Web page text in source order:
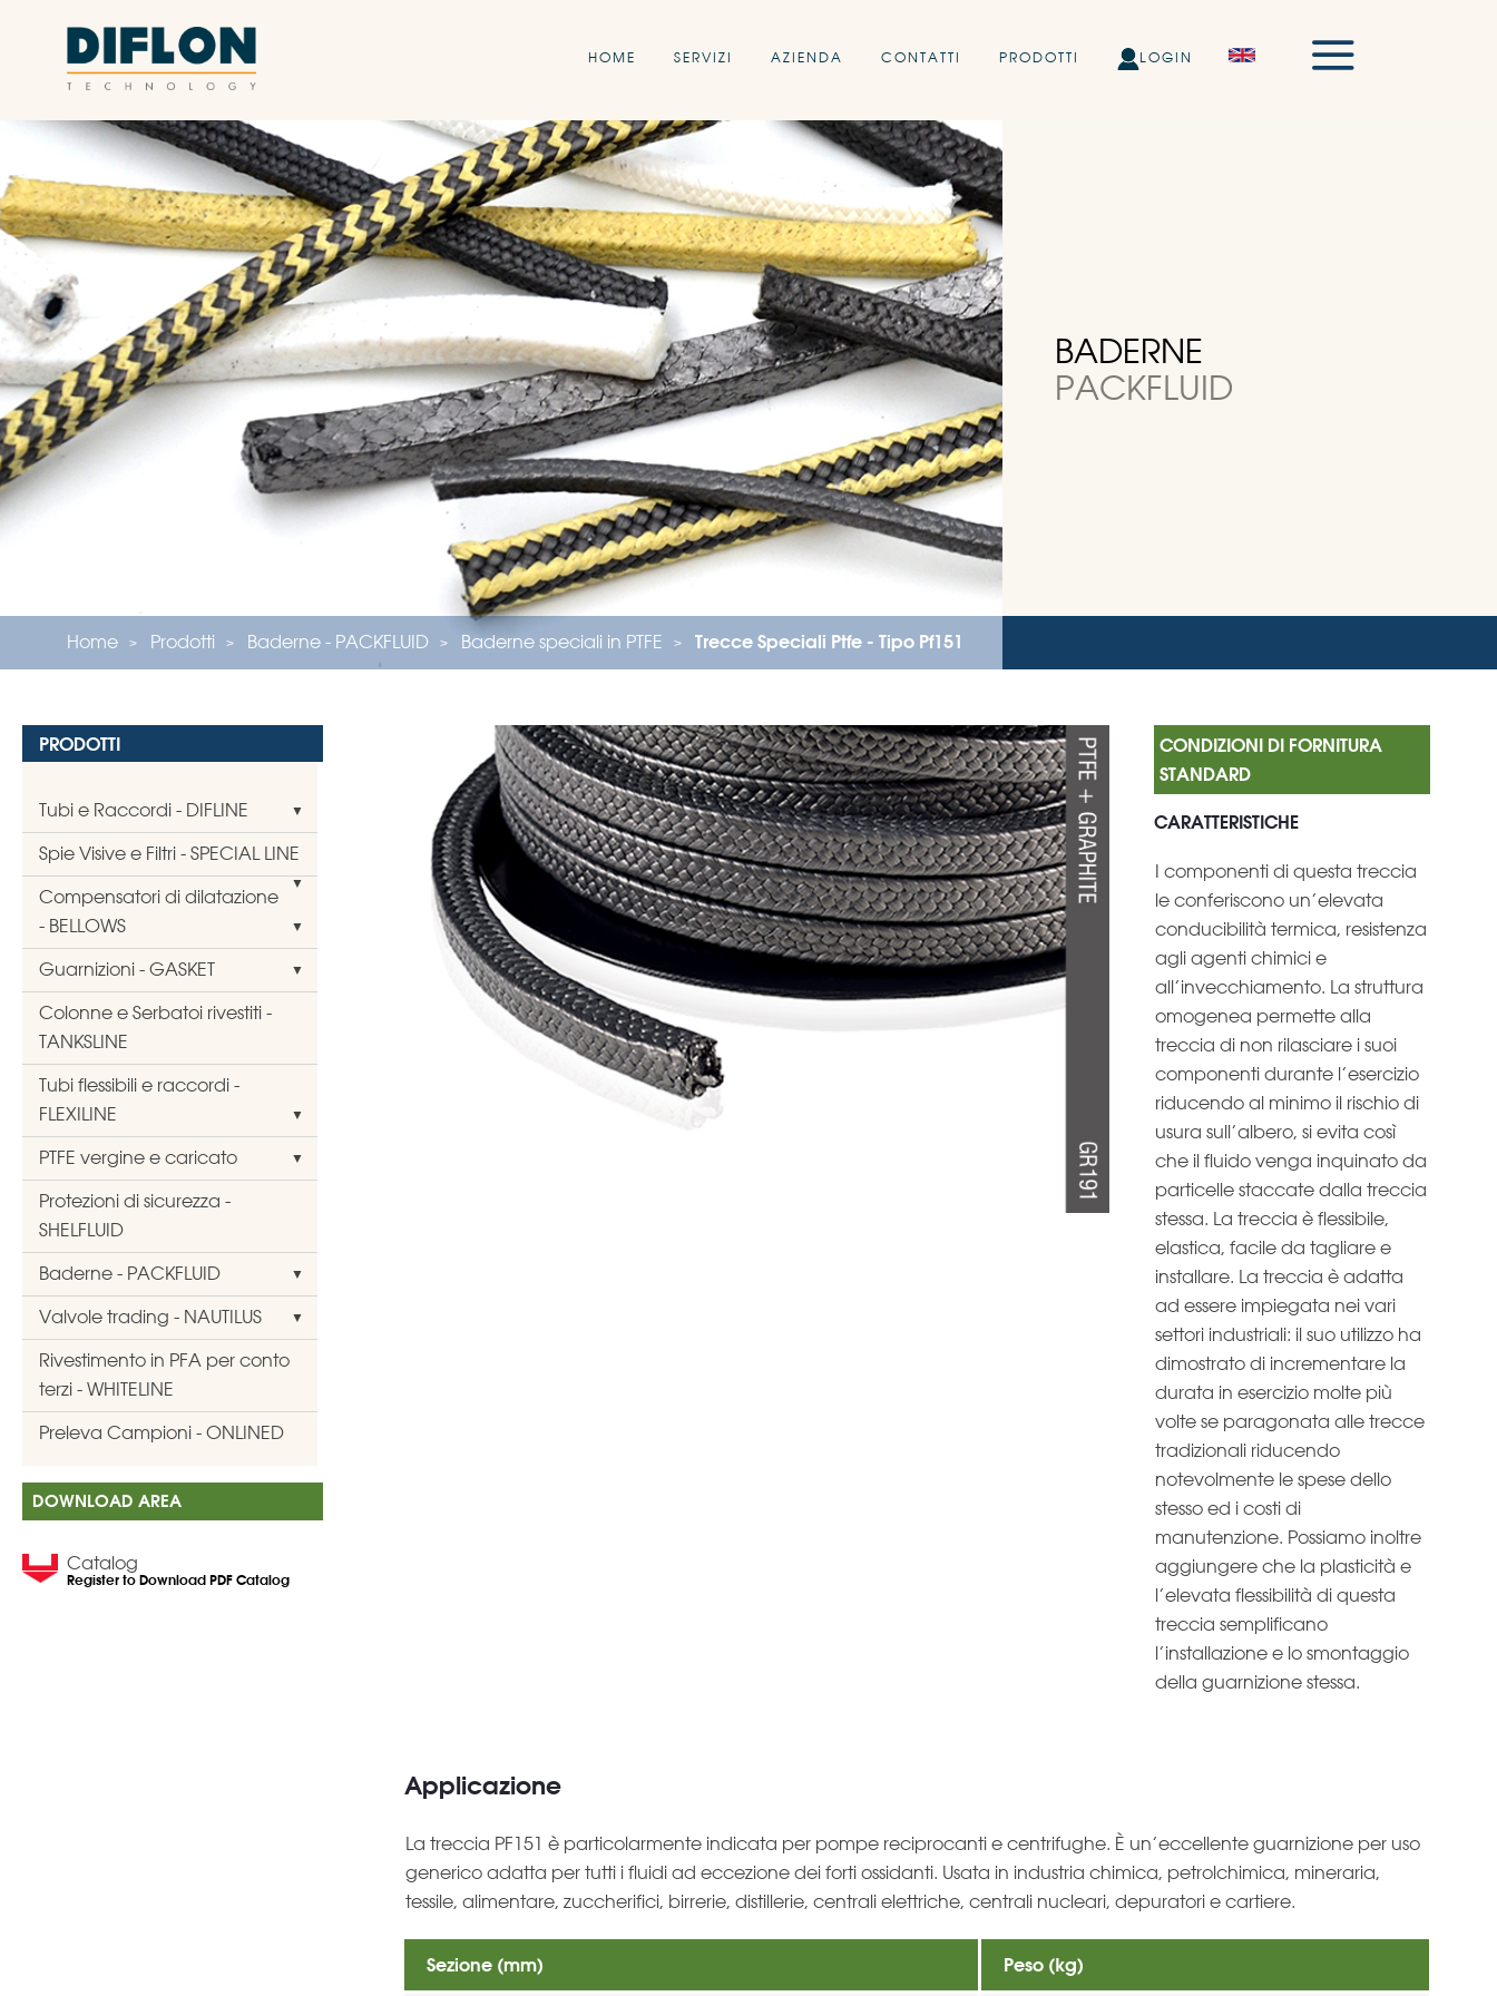
HOME SERVIZI AZIENDA CONTATTI PRODOTTI LOGIN
BADERNE
PACKFLUID
Home Prodotti Baderne - PACKFLUID Baderne speciali in PTFE Trecce Speciali Ptfe - Tipo Pf151
PRODOTTI
Tubi e Raccordi - DIFLINE
Spie Visive e Filtri - SPECIAL LINE
Compensatori di dilatazione
- BELLOWS
Guarnizioni - GASKET
Colonne e Serbatoi rivestiti -
TANKSLINE
Tubi flessibili e raccordi -
FLEXILINE
PTFE vergine e caricato
Protezioni di sicurezza -
SHELFLUID
Baderne - PACKFLUID
Valvole trading - NAUTILUS
Rivestimento in PFA per conto
terzi - WHITELINE
Preleva Campioni - ONLINED
DOWNLOAD AREA
Catalog
Register to Download PDF Catalog
CARATTERISTICHE
I componenti di questa treccia
le conferiscono un’elevata
conducibilità termica, resistenza
agli agenti chimici e
all’invecchiamento. La struttura
omogenea permette alla
treccia di non rilasciare i suoi
componenti durante l’esercizio
riducendo al minimo il rischio di
usura sull’albero, si evita così
che il fluido venga inquinato da
particelle staccate dalla treccia
stessa. La treccia è flessibile,
elastica, facile da tagliare e
installare. La treccia è adatta
ad essere impiegata nei vari
settori industriali: il suo utilizzo ha
dimostrato di incrementare la
durata in esercizio molte più
volte se paragonata alle trecce
tradizionali riducendo
notevolmente le spese dello
stesso ed i costi di
manutenzione. Possiamo inoltre
aggiungere che la plasticità e
l’elevata flessibilità di questa
treccia semplificano
l’installazione e lo smontaggio
della guarnizione stessa.
Applicazione
La treccia PF151 è particolarmente indicata per pompe reciprocanti e centrifughe. È un’eccellente guarnizione per uso
generico adatta per tutti i fluidi ad eccezione dei forti ossidanti. Usata in industria chimica, petrolchimica, mineraria,
tessile, alimentare, zuccherifici, birrerie, distillerie, centrali elettriche, centrali nucleari, depuratori e cartiere.
Sezione (mm) Peso (kg)